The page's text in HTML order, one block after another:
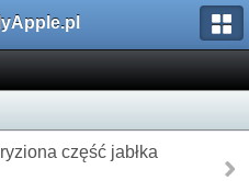
część jabłka